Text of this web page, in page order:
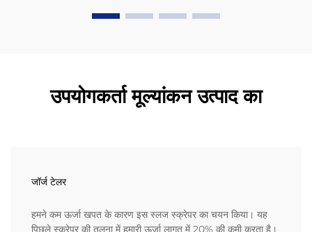
उपयोगकर्ता मूल्यांकन उत्पाद का
जॉर्ज टेलर
हमने कम ऊर्जा खपत के कारण इस स्लज स्क्रेपर का चयन किया। यह
पिछले स्क्रेपर की तुलना में हमारी ऊर्जा लागत में 20% की कमी करता है।